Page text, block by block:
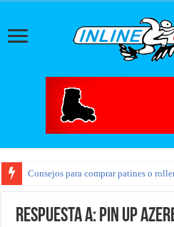
Consejos para comprar patines o
Respuesta a: pin up